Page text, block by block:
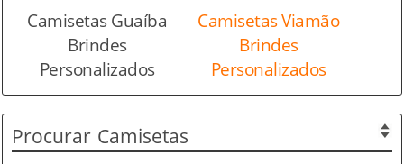
Camisetas Guaíba
Brindes
Personalizados
Camisetas Viamão
Brindes
Personalizados
Procurar Camisetas